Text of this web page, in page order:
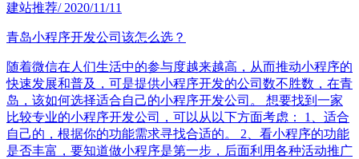
建站推荐/ 2020/11/11
青岛小程序开发公司该怎么选？
随着微信在人们生活中的参与度越来越高，从而推动小程序的
快速发展和普及，可是提供小程序开发的公司数不胜数，在青
岛，该如何选择适合自己的小程序开发公司。 想要找到一家
比较专业的小程序开发公司，可以从以下方面考虑： 1、适合
自己的，根据你的功能需求寻找合适的。 2、看小程序的功能
是否丰富，要知道做小程序是第一步，后面利用各种活动推广